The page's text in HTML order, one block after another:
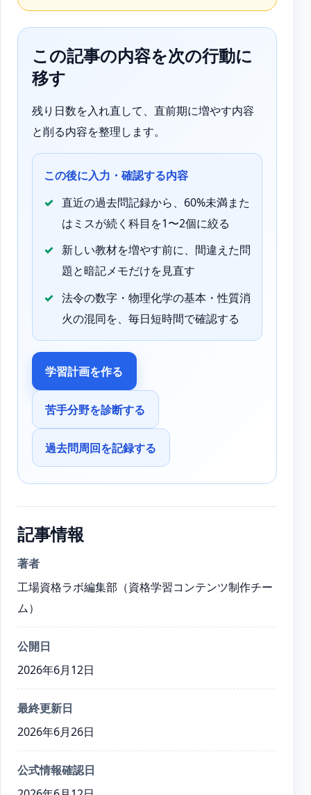
この記事の内容を次の行動に
移す
残り日数を入れ直して、直前期に増やす内容
と削る内容を整理します。
この後に入力・確認する内容
直近の過去問記録から、60%未満また
はミスが続く科目を1〜2個に絞る
新しい教材を増やす前に、間違えた問
題と暗記メモだけを見直す
法令の数字・物理化学の基本・性質消
火の混同を、毎日短時間で確認する
学習計画を作る
苦手分野を診断する
過去問周回を記録する
記事情報
著者
工場資格ラボ編集部（資格学習コンテンツ制作チー
ム）
公開日
2026年6月12日
最終更新日
2026年6月26日
公式情報確認日